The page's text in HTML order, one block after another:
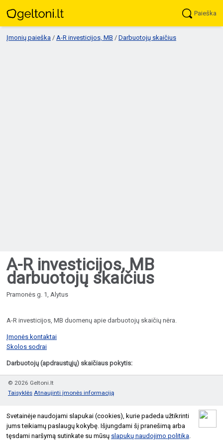
Svetainėje naudojami slapukai (cookies), kurie padeda užtikrinti
jums teikiamų paslaugų kokybę. Išjungdami šį pranešimą arba
tęsdami naršymą sutinkate su mūsų slapukų naudojimo politika
Paieška
Įmonių paieška / A-R investicijos, MB / Darbuotojų skaičius
A-R investicijos, MB
darbuotojų skaičius
Pramonės g. 1, Alytus
A-R investicijos, MB duomenų apie darbuotojų skaičių nėra.
Įmonės kontaktai
Skolos sodrai
Darbuotojų (apdraustųjų) skaičiaus pokytis:
© 2026 Geltoni.lt
Taisyklės Atnaujinti įmonės informaciją